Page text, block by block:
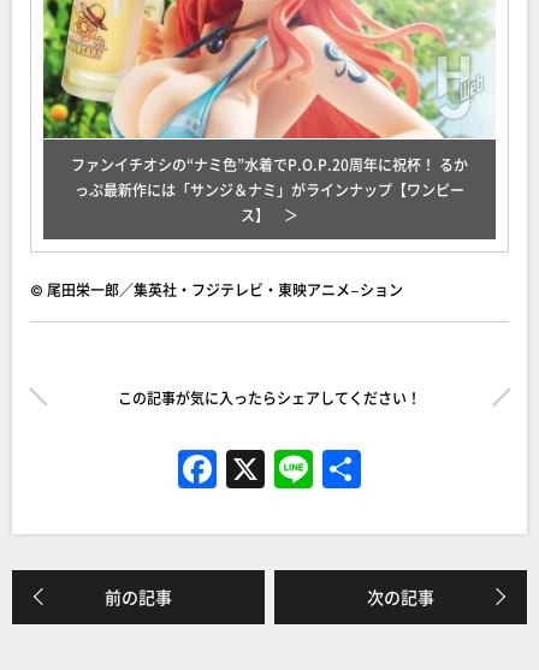
ファンイチオシの“ナミ色”水着でP.O.P.20周年に祝杯！ るか
っぷ最新作には「サンジ＆ナミ」がラインナップ【ワンピー
ス】
© 尾田栄一郎／集英社・フジテレビ・東映アニメ−ション
この記事が気に入ったらシェアしてください！
F
c
e
b
X Li
e
前の記事 次の記事